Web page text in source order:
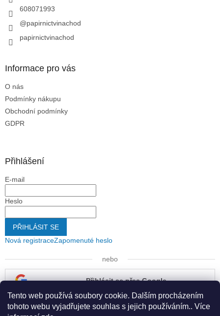
Tento web používá soubory cookie. Dalším procházením
tohoto webu vyjadřujete souhlas s jejich používáním.. Více
608071993
@papirnictvinachod
papirnictvinachod
Informace pro vás
O nás
Podmínky nákupu
Obchodní podmínky
GDPR
Přihlášení
E-mail
Heslo
PŘIHLÁSIT SE
Nová registraceZapomenuté heslo
nebo
Přihlásit se přes Google
Přihlásit se přes Seznam